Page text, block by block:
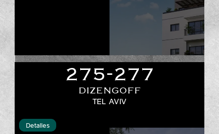
275-277
DIZENGOFF
TEL AVIV
Detalles